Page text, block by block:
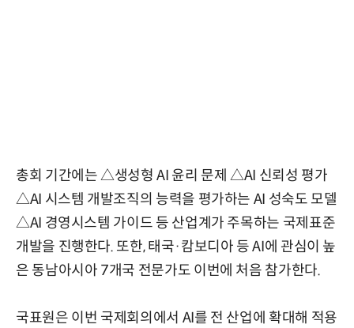
총회 기간에는 △생성형 AI 윤리 문제 △AI 신뢰성 평가
△AI 시스템 개발조직의 능력을 평가하는 AI 성숙도 모델
△AI 경영시스템 가이드 등 산업계가 주목하는 국제표준
개발을 진행한다. 또한, 태국·캄보디아 등 AI에 관심이 높
은 동남아시아 7개국 전문가도 이번에 처음 참가한다.
국표원은 이번 국제회의에서 AI를 전 산업에 확대해 적용